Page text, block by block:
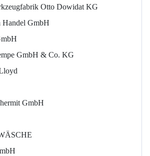
Otto Dowidat KG
Handel GmbH
GmbH & Co. KG
GmbH